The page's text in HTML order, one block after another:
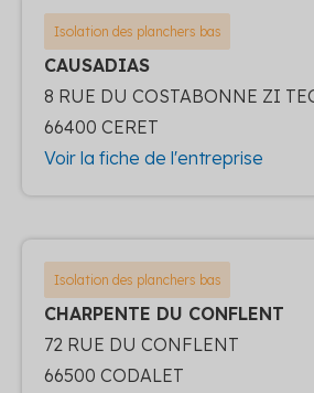
Isolation des planchers bas
CAUSADIAS
8 RUE DU COSTABONNE ZI
66400 CERET
Voir la fiche de l'entreprise
Isolation des planchers bas
CHARPENTE DU CONFLENT
72 RUE DU CONFLENT
66500 CODALET